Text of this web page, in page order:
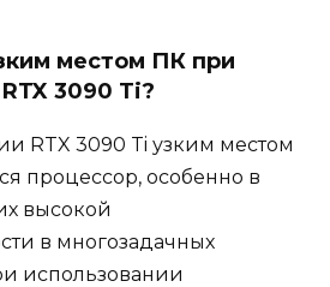
местом ПК при
3090 Ti?
RTX 3090 Ti узким местом
процессор, особенно в
высокой
в многозадачных
использовании